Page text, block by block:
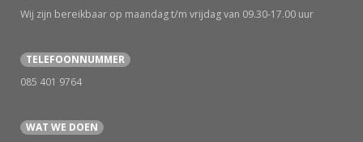
Wij zijn bereikbaar op maandag t/m vrijdag van 09.30-17.00 uur
TELEFOONNUMMER
085 401 9764
WAT WE DOEN